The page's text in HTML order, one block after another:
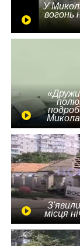
У
вогонь
місця